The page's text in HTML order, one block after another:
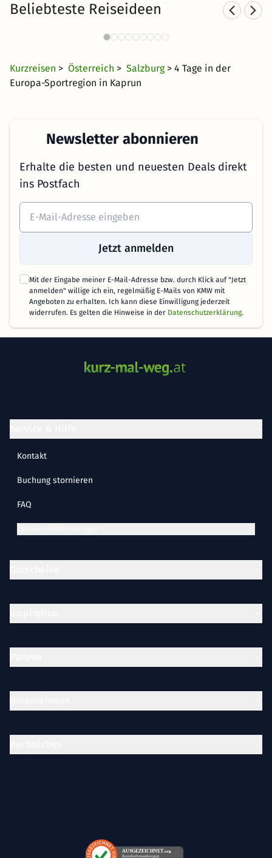
Beliebteste Reiseideen
Wellness in den Bergen
5121 Angebote
Kurzreisen > Österreich > Salzburg > 4 Tage in der
Europa-Sportregion in Kaprun
Newsletter abonnieren
Erhalte die besten und neuesten Deals direkt
ins Postfach
Jetzt anmelden
Mit der Eingabe meiner E-Mail-Adresse bzw. durch Klick auf "Jetzt
anmelden" willige ich ein, regelmäßig E-Mails von KMW mit
Angeboten zu erhalten. Ich kann diese Einwilligung jederzeit
widerrufen. Es gelten die Hinweise in der Datenschutzerklärung.
AUSGEZEICHNET .org
Kundenbewertungen
Kontakt
Buchung stornieren
FAQ